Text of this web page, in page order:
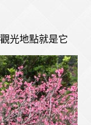
光地點就是它